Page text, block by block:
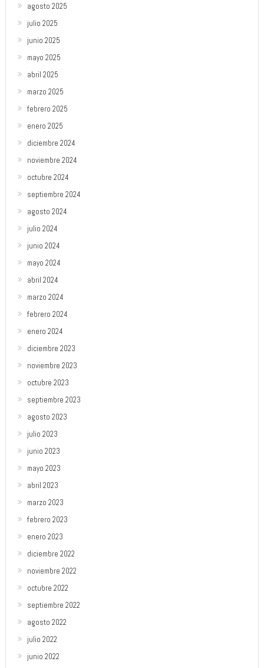
agosto 2025
julio 2025
junio 2025
mayo 2025
abril 2025
marzo 2025
febrero 2025
enero 2025
diciembre 2024
noviembre 2024
octubre 2024
septiembre 2024
agosto 2024
julio 2024
junio 2024
mayo 2024
abril 2024
marzo 2024
febrero 2024
enero 2024
diciembre 2023
noviembre 2023
octubre 2023
septiembre 2023
agosto 2023
julio 2023
junio 2023
mayo 2023
abril 2023
marzo 2023
febrero 2023
enero 2023
diciembre 2022
noviembre 2022
octubre 2022
septiembre 2022
agosto 2022
julio 2022
junio 2022